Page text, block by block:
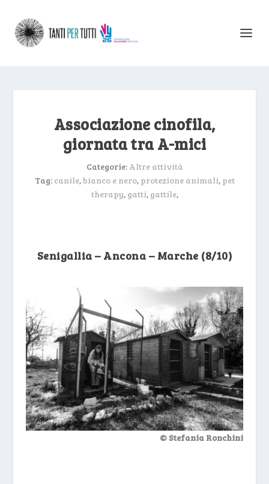
Associazione cinofila,
giornata tra A-mici
Categorie: Altre attività
Tag: canile,bianco e nero, protezione animali, pet
therapy, gatti, gattile,
Senigallia – Ancona – Marche (8/10)
© Stefania Ronchini